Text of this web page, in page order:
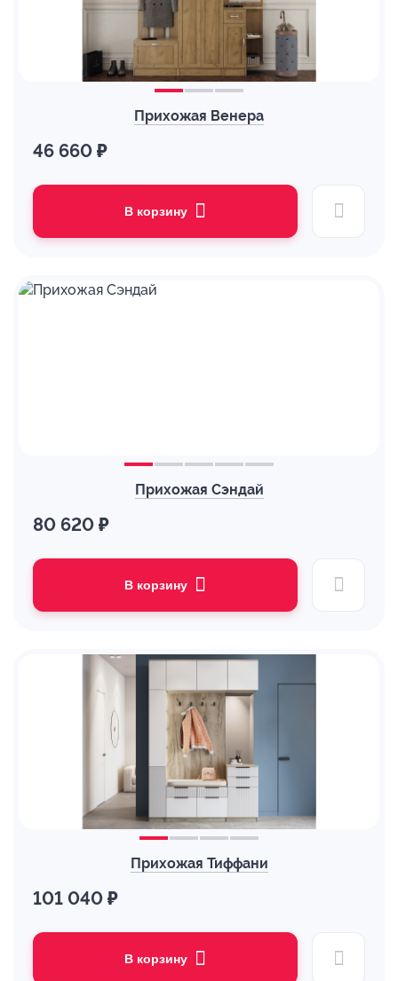
Прихожая Венера
46 660 ₽
В корзину
Прихожая Сэндай
80 620 ₽
В корзину
Прихожая Тиффани
101 040 ₽
В корзину